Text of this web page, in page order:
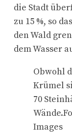
die Stadt
zu 15 %, so
den Wald
dem Wasser
Obwohl
Krümel
70
Images